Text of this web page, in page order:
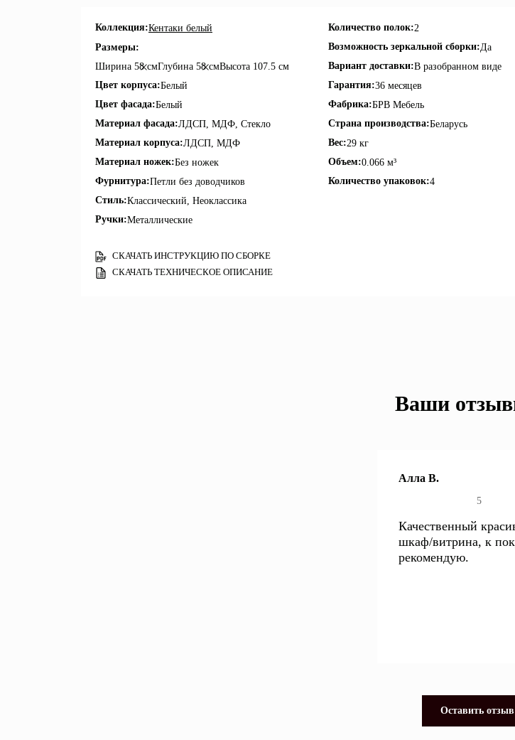
Коллекция:Кентаки белый
Размеры:
Ширина 58 смГлубина 58 смВысота 107.5 см
Цвет корпуса:Белый
Цвет фасада:Белый
Материал фасада:ЛДСП, МДФ, Стекло
Материал корпуса:ЛДСП, МДФ
Материал ножек:Без ножек
Фурнитура:Петли без доводчиков
Стиль:Классический, Неоклассика
Ручки:Металлические
Количество полок:2
Возможность зеркальной сборки:Да
Вариант доставки:В разобранном виде
Гарантия:36 месяцев
Фабрика:БРВ Мебель
Страна производства:Беларусь
Вес:29 кг
Объем:0.066 м³
Количество упаковок:4
СКАЧАТЬ ИНСТРУКЦИЮ ПО СБОРКЕ
СКАЧАТЬ ТЕХНИЧЕСКОЕ ОПИСАНИЕ
Ваши
Алла В.
5
Качественный
шкаф/витрина, к
рекомендую.
Оставить отзыв